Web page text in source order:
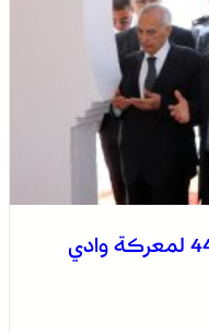
العرائش .. تخليد الذكرى الـ 448 لمعركة وادي